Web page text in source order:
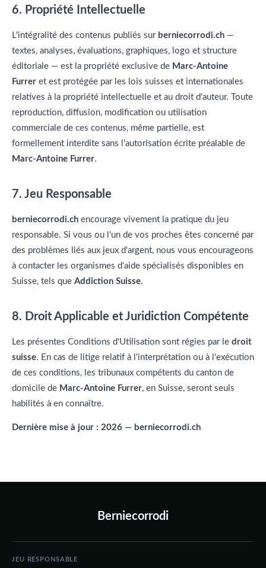
6. Propriété Intellectuelle
L'intégralité des contenus publiés sur berniecorrodi.ch —
textes, analyses, évaluations, graphiques, logo et structure
éditoriale — est la propriété exclusive de Marc-Antoine
Furrer et est protégée par les lois suisses et internationales
relatives à la propriété intellectuelle et au droit d'auteur. Toute
reproduction, diffusion, modification ou utilisation
commerciale de ces contenus, même partielle, est
formellement interdite sans l'autorisation écrite préalable de
Marc-Antoine Furrer.
7. Jeu Responsable
berniecorrodi.ch encourage vivement la pratique du jeu
responsable. Si vous ou l'un de vos proches êtes concerné par
des problèmes liés aux jeux d'argent, nous vous encourageons
à contacter les organismes d'aide spécialisés disponibles en
Suisse, tels que Addiction Suisse.
8. Droit Applicable et Juridiction Compétente
Les présentes Conditions d'Utilisation sont régies par le droit
suisse. En cas de litige relatif à l'interprétation ou à l'exécution
de ces conditions, les tribunaux compétents du canton de
domicile de Marc-Antoine Furrer, en Suisse, seront seuls
habilités à en connaître.
Dernière mise à jour : 2026 — berniecorrodi.ch
Berniecorrodi
JEU RESPONSABLE